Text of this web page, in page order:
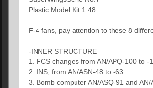
Plastic Model Kit 1:48
F-4 fans, pay attention to these 8
-INNER STRUCTURE
1. FCS changes from AN/APQ-100 to -
2. INS, from AN/ASN-48 to -63.
3. Bomb computer AN/ASQ-91 and